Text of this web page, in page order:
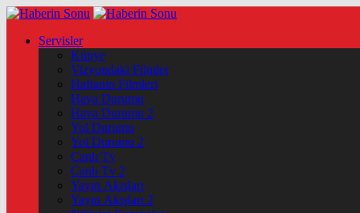
Servisler
Künye
Vizyondaki Filmler
Haftanin Filmleri
Hava Durumu
Hava Durumu 2
Yol Durumu
Yol Durumu 2
Canlı Tv
Canlı Tv 2
Yayın Akışları
Yayın Akışları 2